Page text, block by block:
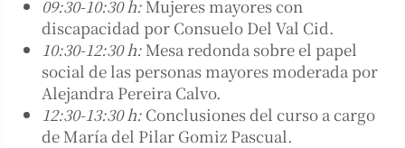
09:30-10:30 h: Mujeres mayores con
discapacidad por Consuelo Del Val Cid.
10:30-12:30 h: Mesa redonda sobre el papel
social de las personas mayores moderada por
Alejandra Pereira Calvo.
12:30-13:30 h: Conclusiones del curso a cargo
de María del Pilar Gomiz Pascual.